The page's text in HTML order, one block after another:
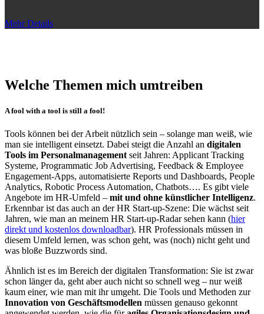
Mehr Details
Welche Themen mich umtreiben
A fool with a tool is still a fool!
Tools können bei der Arbeit nützlich sein – solange man weiß, wie
man sie intelligent einsetzt. Dabei steigt die Anzahl an digitalen
Tools im Personalmanagement seit Jahren: Applicant Tracking
Systeme, Programmatic Job Advertising, Feedback & Employee
Engagement-Apps, automatisierte Reports und Dashboards, People
Analytics, Robotic Process Automation, Chatbots…. Es gibt viele
Angebote im HR-Umfeld – mit und ohne künstlicher Intelligenz.
Erkennbar ist das auch an der HR Start-up-Szene: Die wächst seit
Jahren, wie man an meinem HR Start-up-Radar sehen kann (hier
direkt und kostenlos downloadbar). HR Professionals müssen in
diesem Umfeld lernen, was schon geht, was (noch) nicht geht und
was bloße Buzzwords sind.
Ähnlich ist es im Bereich der digitalen Transformation: Sie ist zwar
schon länger da, geht aber auch nicht so schnell weg – nur weiß
kaum einer, wie man mit ihr umgeht. Die Tools und Methoden zur
Innovation von Geschäftsmodellen müssen genauso gekonnt